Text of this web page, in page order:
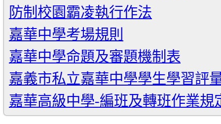
防制校園霸凌執行作法
嘉華中學考場規則
嘉華中學命題及審題機制表
嘉義市私立嘉華中學學生學習評
嘉華高級中學-編班及轉班作業規